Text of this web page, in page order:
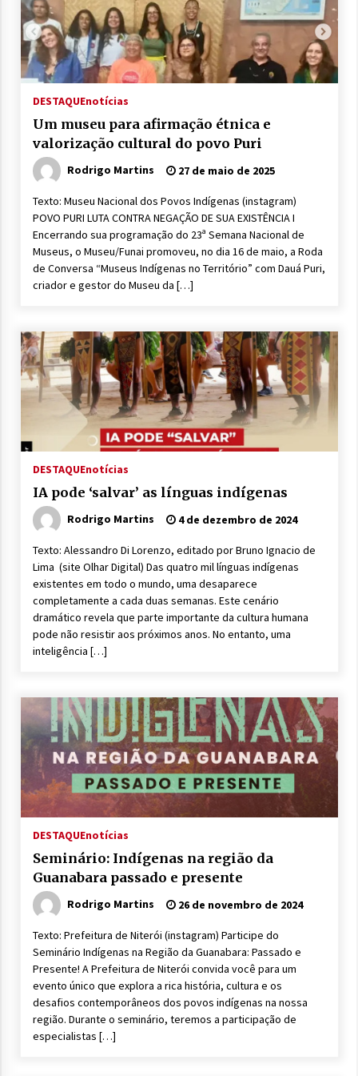
DESTAQUEnotícias
Um museu para afirmação étnica e
valorização cultural do povo Puri
Rodrigo Martins 27 de maio de 2025
Texto: Museu Nacional dos Povos Indígenas (instagram)
POVO PURI LUTA CONTRA NEGAÇÃO DE SUA EXISTÊNCIA I
Encerrando sua programação do 23ª Semana Nacional de
Museus, o Museu/Funai promoveu, no dia 16 de maio, a Roda
de Conversa “Museus Indígenas no Território” com Dauá Puri,
criador e gestor do Museu da […]
DESTAQUEnotícias
IA pode ‘salvar’ as línguas indígenas
Rodrigo Martins 4 de dezembro de 2024
Texto: Alessandro Di Lorenzo, editado por Bruno Ignacio de
Lima (site Olhar Digital) Das quatro mil línguas indígenas
existentes em todo o mundo, uma desaparece
completamente a cada duas semanas. Este cenário
dramático revela que parte importante da cultura humana
pode não resistir aos próximos anos. No entanto, uma
inteligência […]
DESTAQUEnotícias
Seminário: Indígenas na região da
Guanabara passado e presente
Rodrigo Martins 26 de novembro de 2024
Texto: Prefeitura de Niterói (instagram) Participe do
Seminário Indígenas na Região da Guanabara: Passado e
Presente! A Prefeitura de Niterói convida você para um
evento único que explora a rica história, cultura e os
desafios contemporâneos dos povos indígenas na nossa
região. Durante o seminário, teremos a participação de
especialistas […]